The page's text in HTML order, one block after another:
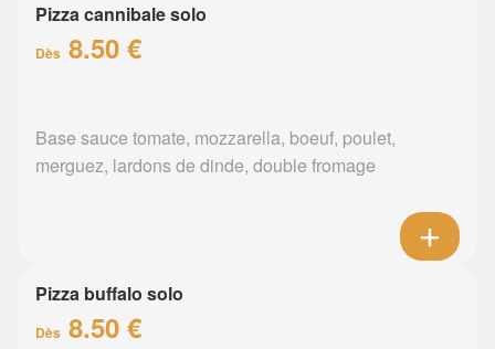
Pizza cannibale solo
Dès 8.50 €
Base sauce tomate, mozzarella, boeuf, poulet,
merguez, lardons de dinde, double fromage
Pizza buffalo solo
Dès 8.50 €